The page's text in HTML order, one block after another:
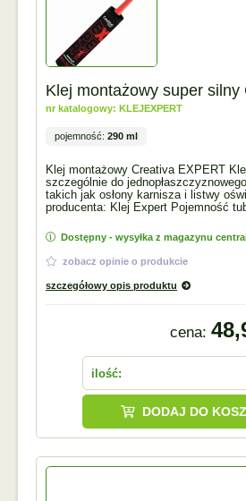
Klej montażowy super silny
nr katalogowy: KLEJEXPERT
pojemność: 290 ml
Klej montażowy Creativa EXPERT
szczególnie do
takich jak osłony karnisza i listwy
producenta: Klej Expert Pojemność
Dostępny - wysyłka z magazynu
zobacz opinie o produkcie
szczegółowy opis produktu
cena:
ilość:
DODAJ DO